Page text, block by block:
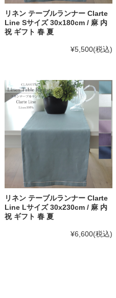
リネン テーブルランナー Clarte
Line Sサイズ 30x180cm / 麻 内
祝 ギフト 春 夏
¥5,500(税込)
リネン テーブルランナー Clarte
Line Lサイズ 30x230cm / 麻 内
祝 ギフト 春 夏
¥6,600(税込)